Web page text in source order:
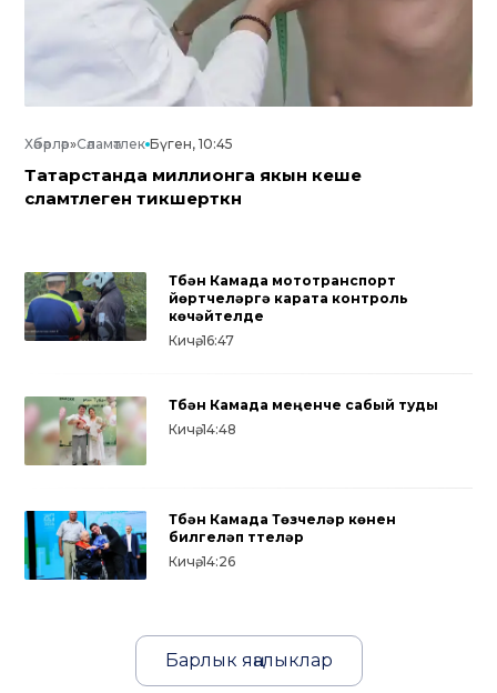
Хәбәрләр»Сәламәтлек Бүген, 10:45
Татарстанда миллионга якын кеше
сәламәтлеген тикшерткән
Түбән Камада мототранспорт
йөртүчеләргә карата контроль
көчәйтелде
Кичә, 16:47
Түбән Камада меңенче сабый туды
Кичә, 14:48
Түбән Камада Төзүчеләр көнен
билгеләп үттеләр
Кичә, 14:26
Барлык яңалыклар